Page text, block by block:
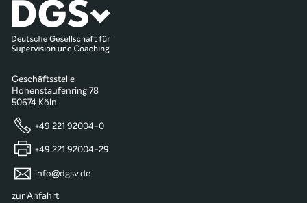
Geschäftsstelle
Hohenstaufenring 78
50674 Köln
+49 221 92004-0
+49 221 92004-29
info@dgsv.de
zur Anfahrt